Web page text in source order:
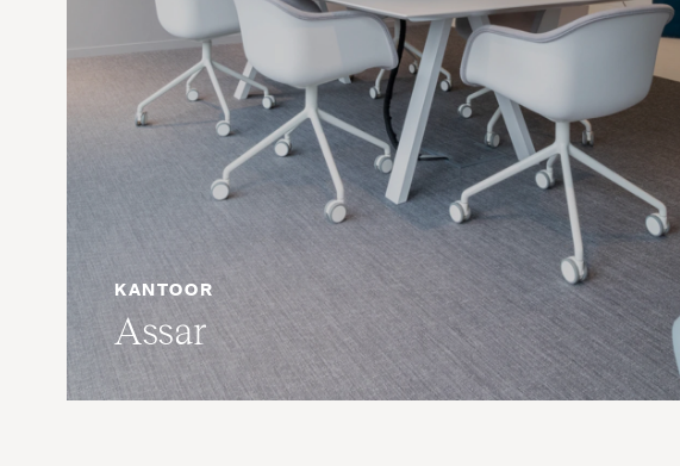
KANTOOR
Assar